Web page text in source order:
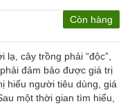
Còn hàng
cây trồng phải “độc”,
đảm bảo được giá trị
hiếu người tiêu dùng, giá
một thời gian tìm hiểu,